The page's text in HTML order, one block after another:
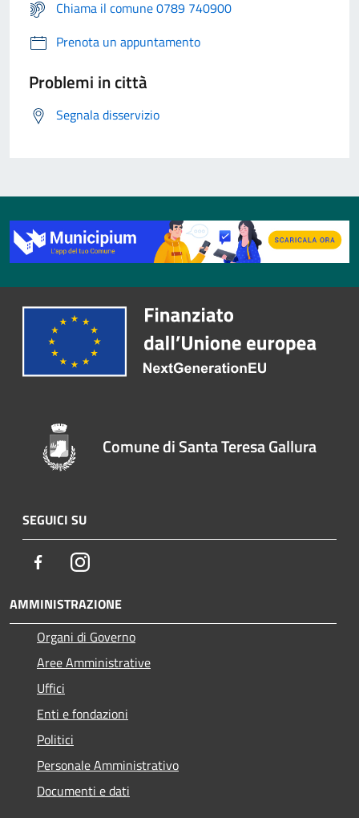
Chiama il comune 0789 740900
Prenota un appuntamento
Problemi in città
Segnala disservizio
Comune di Santa Teresa Gallura
SEGUICI SU
FacebookInstagram
AMMINISTRAZIONE
Organi di Governo
Aree Amministrative
Uffici
Enti e fondazioni
Politici
Personale Amministrativo
Documenti e dati